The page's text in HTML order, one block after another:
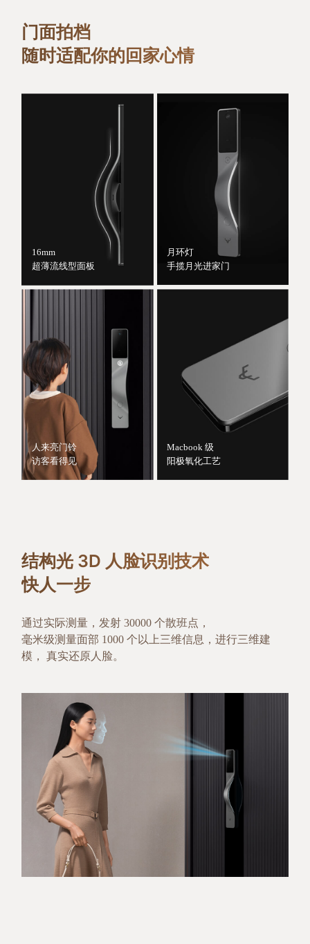
门面拍档
随时适配你的回家心情
16mm
超薄流线型面板
月环灯
手揽月光进家门
人来亮门铃
访客看得见
Macbook 级
阳极氧化工艺
结构光 3D 人脸识别技术
快人一步
通过实际测量，发射 30000 个散班点，
毫米级测量面部 1000 个以上三维信息，进行三维建
模， 真实还原人脸。